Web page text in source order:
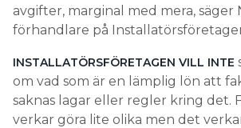
avgifter, marginal med mera, säger
förhandlare på
INSTALLATÖRSFÖRETAGEN VILL INTE
om vad som är en lämplig lön att
saknas lagar eller regler kring det.
verkar göra lite olika men det